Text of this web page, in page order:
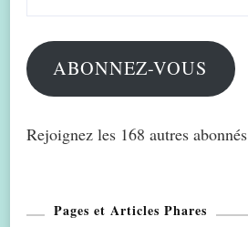
mail
ABONNEZ-VOUS
Rejoignez les 168 autres abonnés
Pages et Articles Phares